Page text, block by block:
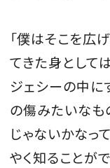
「僕はそこを広
てきた身として
ジェシーの中に
の傷みたいなも
じゃないかなっ
やく知ることが